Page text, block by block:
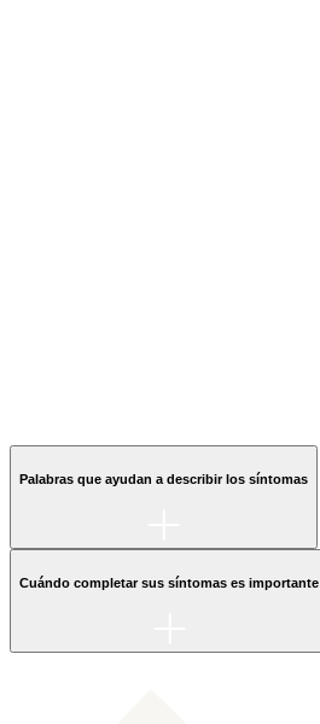
Palabras que ayudan a describir los síntomas
Cuándo completar sus síntomas es importante